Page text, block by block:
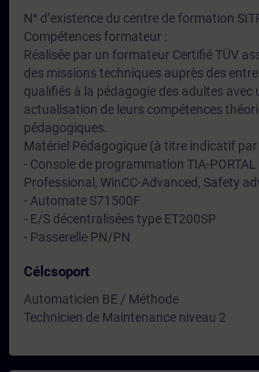
N° d’existence du centre de formation
Compétences formateur :
Réalisée par un formateur Certifié TÜV
des missions techniques auprès des
qualifiés à la pédagogie des adultes avec
actualisation de leurs compétences
pédagogiques.
Matériel Pédagogique (à titre indicatif par
- Console de programmation TIA-PORTAL
Professional, WinCC-Advanced, Safety
- Automate S71500F
- E/S décentralisées type ET200SP
- Passerelle PN/PN
Célcsoport
Automaticien BE / Méthode
Technicien de Maintenance niveau 2